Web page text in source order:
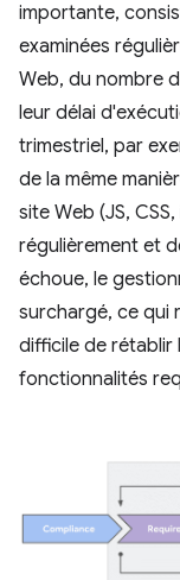
importante,
examinées
Web, du nombre
leur délai
trimestriel, par
de la même
site Web (JS,
régulièrement et
échoue, le
surchargé, ce qui
difficile de rétablir
fonctionnalités